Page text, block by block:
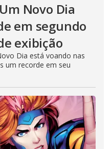
Novo Dia
em segundo
exibição
Dia está voando nas
um recorde em seu